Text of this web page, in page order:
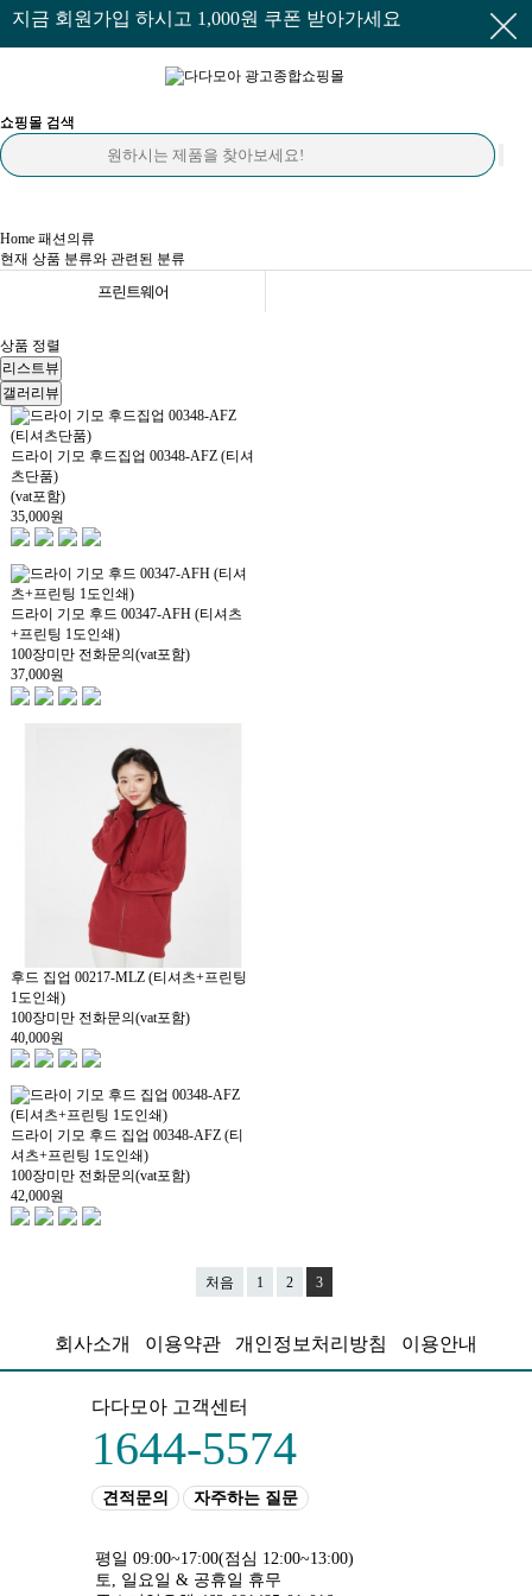
지금 회원가입 하시고 1,000원 쿠폰 받아가세요
쇼핑몰 검색
쇼핑몰 검색
Home 패션의류
현재 상품 분류와 관련된 분류
프린트웨어
상품 정렬
리스트뷰
갤러리뷰
드라이 기모 후드집업 00348-AFZ (티셔
츠단품)
(vat포함)
35,000원
드라이 기모 후드 00347-AFH (티셔츠
+프린팅 1도인쇄)
100장미만 전화문의(vat포함)
37,000원
후드 집업 00217-MLZ (티셔츠+프린팅
1도인쇄)
100장미만 전화문의(vat포함)
40,000원
드라이 기모 후드 집업 00348-AFZ (티
셔츠+프린팅 1도인쇄)
100장미만 전화문의(vat포함)
42,000원
처음 1 2 3
회사소개 이용약관 개인정보처리방침 이용안내
다다모아 고객센터
1644-5574
견적문의 자주하는 질문
평일 09:00~17:00(점심 12:00~13:00)
토, 일요일 & 공휴일 휴무